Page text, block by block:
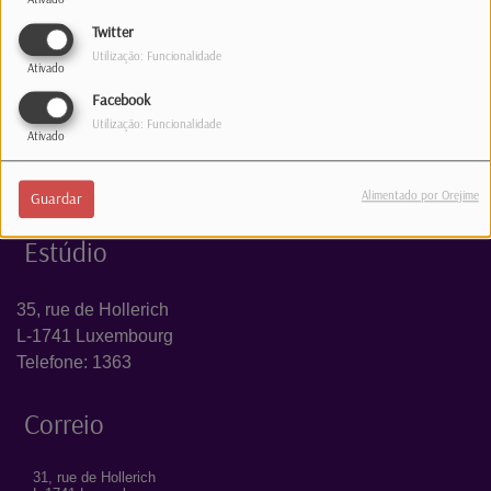
Twitter
Ativado
Utilização: Funcionalidade
Facebook
Ativado
Utilização: Funcionalidade
Guardar Alimentado por Orejime
INICIAR SESSÃO
Estúdio
35, rue de Hollerich
L-1741 Luxembourg
Telefone: 1363
Correio
31, rue de Hollerich